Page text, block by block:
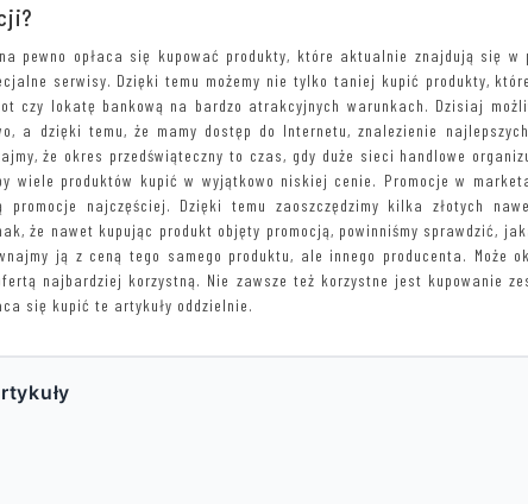
pewno opłaca się kupować produkty, które aktualnie znajdują się w
serwisy. Dzięki temu możemy nie tylko taniej kupić produkty,
czy lokatę bankową na bardzo atrakcyjnych warunkach. Dzisiaj
a dzięki temu, że mamy dostęp do Internetu, znalezienie
że okres przedświąteczny to czas, gdy duże sieci handlowe
wiele produktów kupić w wyjątkowo niskiej cenie. Promocje w
promocje najczęściej. Dzięki temu zaoszczędzimy kilka złotych
że nawet kupując produkt objęty promocją, powinniśmy sprawdzić,
ją z ceną tego samego produktu, ale innego producenta. Może
najbardziej korzystną. Nie zawsze też korzystne jest kupowanie
się kupić te artykuły oddzielnie.